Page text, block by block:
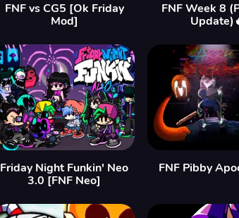
FNF vs CG5 [Ok Friday
Mod]
FNF Week 8
Friday Night Funkin' Neo
3.0 [FNF Neo]
FNF Pibby